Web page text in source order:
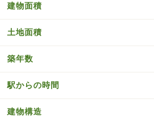
建物面積
土地面積
築年数
駅からの時間
建物構造